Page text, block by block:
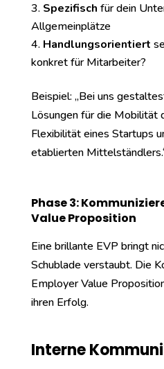
Spezifisch für dein
Allgemeinplätze
Handlungsorientiert
konkret für Mitarbeiter?
Beispiel: „Bei uns
Lösungen für die Mobilität
Flexibilität eines Startups
etablierten
Phase 3:
Value Proposition
Eine brillante EVP bringt
Schublade verstaubt. Die
Employer Value
ihren Erfolg.
Interne